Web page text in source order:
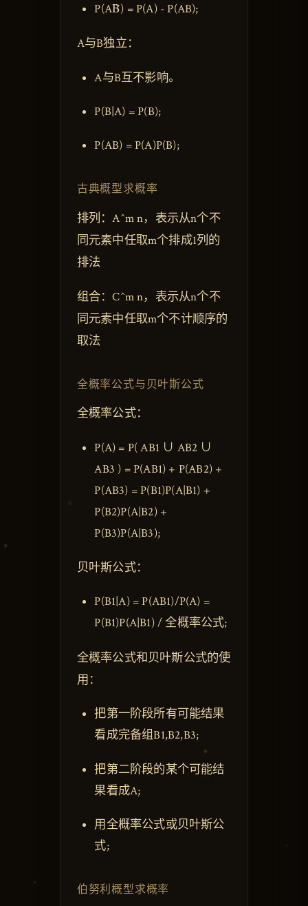
P(AB̄) = P(A) - P(AB);
A与B独立：
A与B互不影响。
P(B|A) = P(B);
P(AB) = P(A)P(B);
古典概型求概率
排列：A^m n，表示从n个不
同元素中任取m个排成1列的
排法
组合：C^m n，表示从n个不
同元素中任取m个不计顺序的
取法
全概率公式与贝叶斯公式
全概率公式：
P(A) = P( AB1 ∪ AB2 ∪
AB3 ) = P(AB1) + P(AB2) +
P(AB3) = P(B1)P(A|B1) +
P(B2)P(A|B2) +
P(B3)P(A|B3);
贝叶斯公式：
P(B1|A) = P(AB1)/P(A) =
P(B1)P(A|B1) / 全概率公式;
全概率公式和贝叶斯公式的使
用：
把第一阶段所有可能结果
看成完备组B1,B2,B3;
把第二阶段的某个可能结
果看成A;
用全概率公式或贝叶斯公
式;
伯努利概型求概率